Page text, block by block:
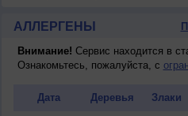
АЛЛЕРГЕНЫ
Внимание! Сервис находится в
Ознакомьтесь, пожалуйста, с
Дата Деревья Злаки